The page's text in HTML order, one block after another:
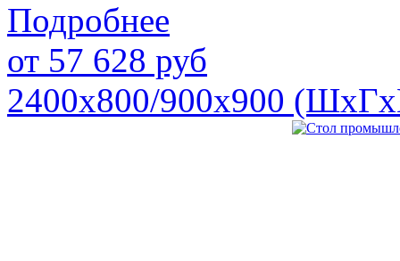
Подробнее
от 57 628 руб
2400х800/900х900